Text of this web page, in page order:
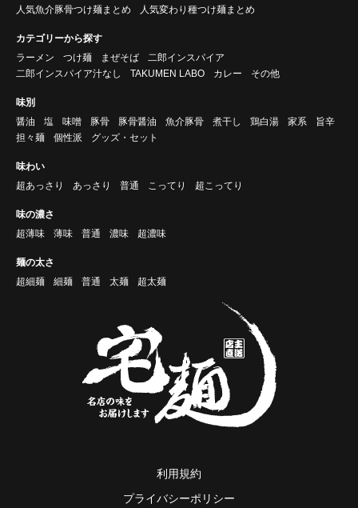
人気魚介豚骨つけ麺まとめ
人気変わり種つけ麺まとめ
カテゴリーから探す
ラーメン
つけ麺 まぜそば
二郎インスパイア
二郎インスパイア汁なし
TAKUMEN LABO カレー その他
味別
醤油
塩 味噌 豚骨 豚骨醤油 魚介豚骨 煮干し 鶏白湯 家系
旨辛
担々麺
個性派 グッズ・セット
味わい
超あっさり
あっさり 普通 こってり 超こってり
味の濃さ
超薄味
薄味 普通 濃味 超濃味
麺の太さ
超細麺
細麺 普通 太麺 超太麺
利用規約
プライバシーポリシー